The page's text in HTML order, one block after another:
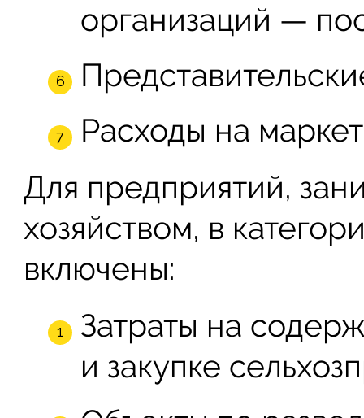
организаций —
Расходы на
Для предприятий,
хозяйством, в
включены:
Затраты на
и закупке